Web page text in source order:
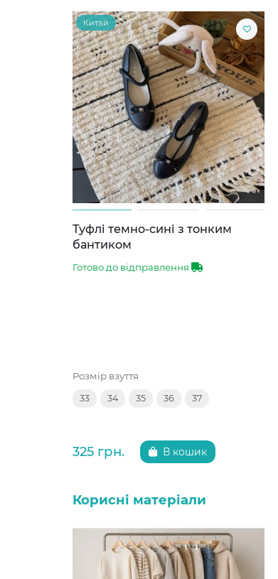
Китай
Туфлі темно-сині з тонким
бантиком
Готово до відправлення
Розмір взуття
33 34 35 36 37
325 грн. В кошик
Корисні матеріали